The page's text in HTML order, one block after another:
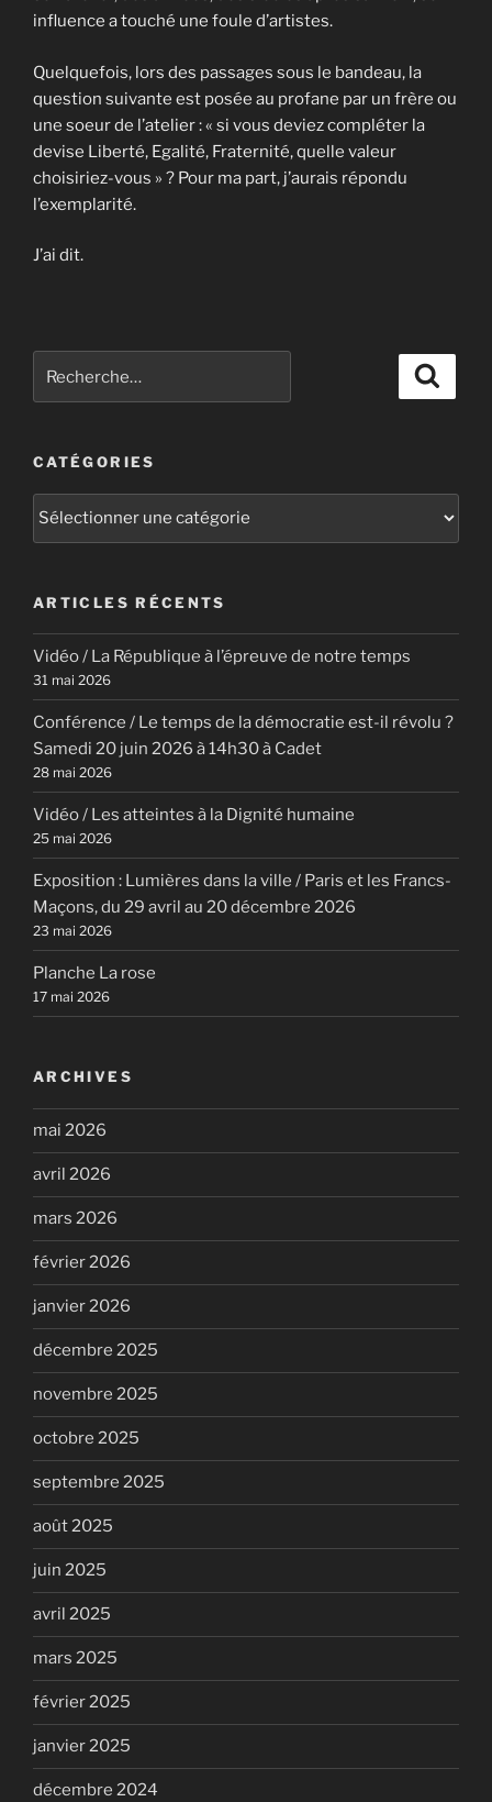
influence a touché une foule d’artistes.
Quelquefois, lors des passages sous le bandeau, la
question suivante est posée au profane par un frère ou
une soeur de l’atelier : « si vous deviez compléter la
devise Liberté, Egalité, Fraternité, quelle valeur
choisiriez-vous » ? Pour ma part, j’aurais répondu
l’exemplarité.
J’ai dit.
pour
CATÉGORIES
ARTICLES RÉCENTS
Vidéo / La République à l’épreuve de notre temps
31 mai 2026
Conférence / Le temps de la démocratie est-il révolu ?
Samedi 20 juin 2026 à 14h30 à Cadet
28 mai 2026
Vidéo / Les atteintes à la Dignité humaine
25 mai 2026
Exposition : Lumières dans la ville / Paris et les Francs-
Maçons, du 29 avril au 20 décembre 2026
23 mai 2026
Planche La rose
17 mai 2026
ARCHIVES
mai 2026
avril 2026
mars 2026
février 2026
janvier 2026
décembre 2025
novembre 2025
octobre 2025
septembre 2025
août 2025
juin 2025
avril 2025
mars 2025
février 2025
janvier 2025
décembre 2024